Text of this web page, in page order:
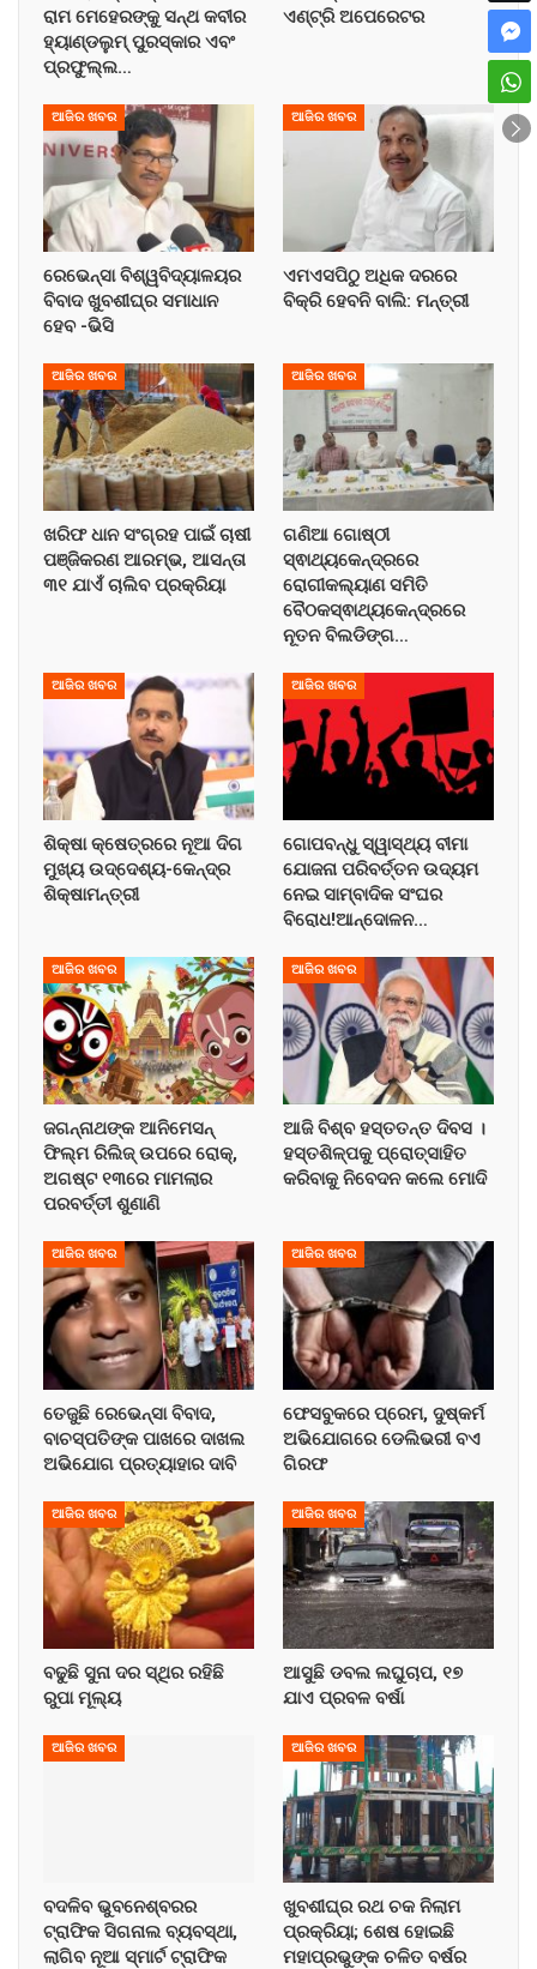
ରାମ ମେହେରଙ୍କୁ ସନ୍ଥ କବୀର
ହ୍ୟାଣ୍ଡଲୁମ୍ ପୁରସ୍କାର ଏବଂ
ପ୍ରଫୁଲ୍ଲ…
ଏଣ୍ଟ୍ରି ଅପେରେଟର
ଆଜିର ଖବର
ରେଭେନ୍ସା ବିଶ୍ୱବିଦ୍ୟାଳୟର
ବିବାଦ ଖୁବଶୀଘ୍ର ସମାଧାନ
ହେବ -ଭିସି
ଆଜିର ଖବର
ଏମଏସପିଠୁ ଅଧିକ ଦରରେ
ବିକ୍ରି ହେବନି ବାଲି: ମନ୍ତ୍ରୀ
ଆଜିର ଖବର
ଖରିଫ ଧାନ ସଂଗ୍ରହ ପାଇଁ ଚାଷୀ
ପଞ୍ଜିକରଣ ଆରମ୍ଭ, ଆସନ୍ତା
୩୧ ଯାଏଁ ଚାଲିବ ପ୍ରକ୍ରିୟା
ଆଜିର ଖବର
ଗଣିଆ ଗୋଷ୍ଠୀ
ସ୍ଵାଥ୍ୟକେନ୍ଦ୍ରରେ
ରୋଗୀକଲ୍ୟାଣ ସମିତି
ବୈଠକସ୍ଵାଥ୍ୟକେନ୍ଦ୍ରରେ
ନୂତନ ବିଲଡିଙ୍ଗ…
ଆଜିର ଖବର
ଶିକ୍ଷା କ୍ଷେତ୍ରରେ ନୂଆ ଦିଗ
ମୁଖ୍ୟ ଉଦ୍ଦେଶ୍ୟ-କେନ୍ଦ୍ର
ଶିକ୍ଷାମନ୍ତ୍ରୀ
ଆଜିର ଖବର
ଗୋପବନ୍ଧୁ ସ୍ୱାସ୍ଥ୍ୟ ବୀମା
ଯୋଜନା ପରିବର୍ତ୍ତନ ଉଦ୍ୟମ
ନେଇ ସାମ୍ବାଦିକ ସଂଘର
ବିରୋଧ!ଆନ୍ଦୋଳନ…
ଆଜିର ଖବର
ଜଗନ୍ନାଥଙ୍କ ଆନିମେସନ୍
ଫିଲ୍ମ ରିଲିଜ୍ ଉପରେ ରୋକ୍,
ଅଗଷ୍ଟ ୧୩ରେ ମାମଲାର
ପରବର୍ତ୍ତୀ ଶୁଣାଣି
ଆଜିର ଖବର
ଆଜି ବିଶ୍ବ ହସ୍ତତନ୍ତ ଦିବସ ।
ହସ୍ତଶିଳ୍ପକୁ ପ୍ରୋତ୍ସାହିତ
କରିବାକୁ ନିବେଦନ କଲେ ମୋଦି
ଆଜିର ଖବର
ତେଜୁଛି ରେଭେନ୍ସା ବିବାଦ,
ବାଚସ୍ପତିଙ୍କ ପାଖରେ ଦାଖଲ
ଅଭିଯୋଗ ପ୍ରତ୍ୟାହାର ଦାବି
ଆଜିର ଖବର
ଫେସବୁକରେ ପ୍ରେମ, ଦୁଷ୍କର୍ମ
ଅଭିଯୋଗରେ ଡେଲିଭରୀ ବଏ
ଗିରଫ
ଆଜିର ଖବର
ବଢୁଛି ସୁନା ଦର ସ୍ଥିର ରହିଛି
ରୁପା ମୂଲ୍ୟ
ଆଜିର ଖବର
ଆସୁଛି ଡବଲ ଲଘୁଚାପ, ୧୭
ଯାଏ ପ୍ରବଳ ବର୍ଷା
ଆଜିର ଖବର
ବଦଳିବ ଭୁବନେଶ୍ବରର
ଟ୍ରାଫିକ ସିଗନାଲ ବ୍ୟବସ୍ଥା,
ଲାଗିବ ନୂଆ ସ୍ମାର୍ଟ ଟ୍ରାଫିକ
ଆଜିର ଖବର
ଖୁବଶୀଘ୍ର ରଥ ଚକ ନିଲାମ
ପ୍ରକ୍ରିୟା; ଶେଷ ହୋଇଛି
ମହାପ୍ରଭୁଙ୍କ ଚଳିତ ବର୍ଷର